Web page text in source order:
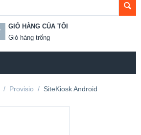
GIỎ HÀNG CỦA TÔI
Giỏ hàng trống
/ Provisio / SiteKiosk Android